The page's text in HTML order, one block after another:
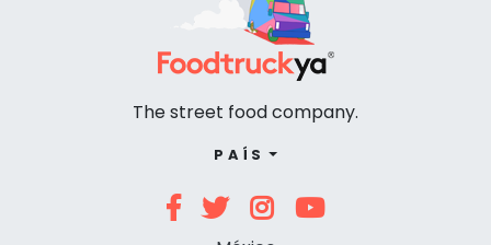
The street food company.
PAÍS